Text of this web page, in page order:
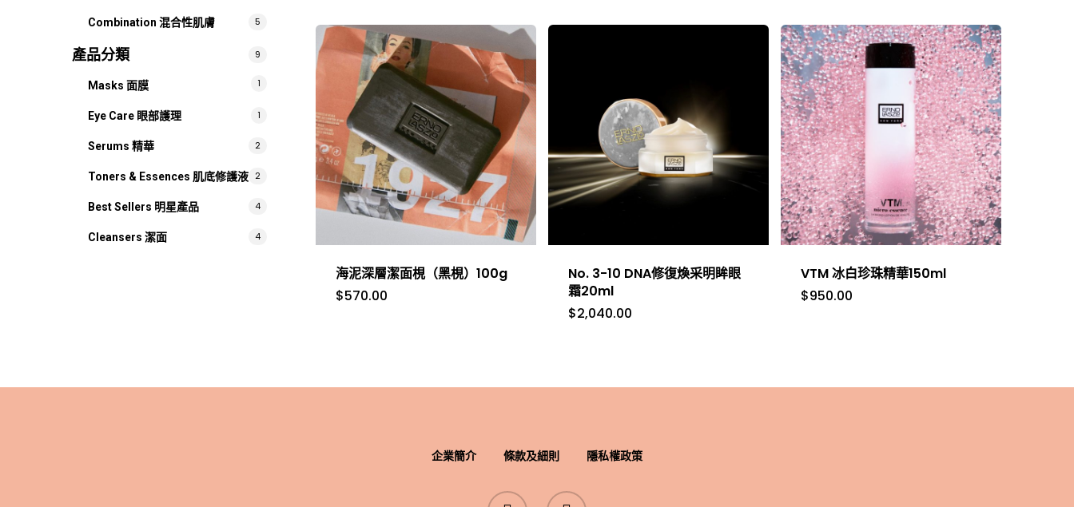
Combination 混合性肌膚 5
產品分類 9
Masks 面膜 1
Eye Care 眼部護理 1
Serums 精華 2
Toners & Essences 肌底修護液 2
Best Sellers 明星產品 4
Cleansers 潔面 4
海泥深層潔面梘（黑梘）100g
$570.00
No. 3-10 DNA修復煥采明眸眼
霜20ml
$2,040.00
VTM 冰白珍珠精華150ml
$950.00
企業簡介 條款及細則 隱私權政策